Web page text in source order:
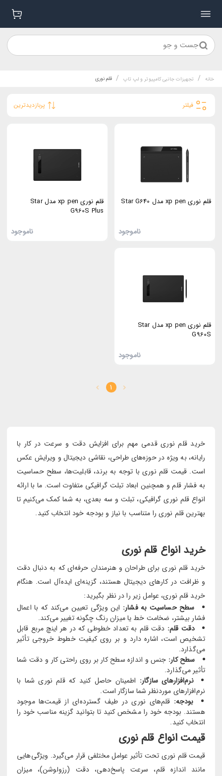
جست و جو
خانه / تجهیزات جانبی کامپیوتر و لپ تاپ / قلم نوری
فیلتر پربازدیدترین
قلم نوری xp pen مدل Star G640
ناموجود
قلم نوری xp pen مدل Star
G960S Plus
ناموجود
قلم نوری xp pen مدل Star
G960S
ناموجود
1
خرید قلم نوری قدمی مهم برای افزایش دقت و سرعت در کار با
رایانه، به ویژه در حوزه‌های طراحی، نقاشی دیجیتال و ویرایش عکس
است. قیمت قلم نوری با توجه به برند، قابلیت‌ها، سطح حساسیت
به فشار قلم و همچنین ابعاد تبلت گرافیکی متفاوت است. ما با ارائه
انواع قلم نوری گرافیکی، تبلت و سه بعدی، به شما کمک می‌کنیم تا
بهترین قلم نوری را متناسب با نیاز و بودجه خود انتخاب کنید.
خرید انواع قلم نوری
خرید قلم نوری برای طراحان و هنرمندان حرفه‌ای که به دنبال دقت
و ظرافت در کارهای دیجیتال هستند، گزینه‌ای ایده‌آل است. هنگام
خرید قلم نوری، عوامل زیر را در نظر بگیرید:
سطح حساسیت به فشار: این ویژگی تعیین می‌کند که با اعمال
فشار بیشتر، ضخامت خط یا میزان رنگ چگونه تغییر می‌کند.
دقت قلم: دقت قلم به تعداد خطوطی که در هر اینچ مربع قابل
تشخیص است، اشاره دارد و بر روی کیفیت خطوط خروجی تأثیر
می‌گذارد.
سطح کار: جنس و اندازه سطح کار بر روی راحتی کار و دقت شما
تأثیر می‌گذارد.
نرم‌افزارهای سازگار: اطمینان حاصل کنید که قلم نوری شما با
نرم‌افزارهای موردنظر شما سازگار است.
بودجه: قلم‌های نوری در طیف گسترده‌ای از قیمت‌ها موجود
هستند. بودجه خود را مشخص کنید تا بتوانید گزینه مناسب خود را
انتخاب کنید.
قیمت انواع قلم نوری
قیمت قلم نوری تحت تأثیر عوامل مختلفی قرار می‌گیرد. ویژگی‌هایی
مانند اندازه قلم، سرعت پاسخ‌دهی، دقت (رزولوشن)، میزان